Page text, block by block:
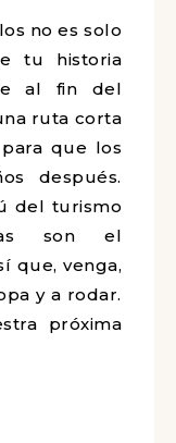
no es solo
tu historia
al fin del
ruta corta
que los
después.
del turismo
son el
que, venga,
y a rodar.
próxima